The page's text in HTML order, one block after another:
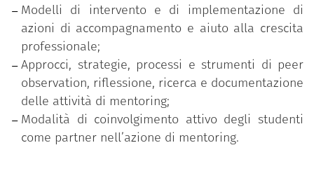
Modelli di intervento e di implementazione di
azioni di accompagnamento e aiuto alla crescita
professionale;
Approcci, strategie, processi e strumenti di peer
observation, riflessione, ricerca e documentazione
delle attività di mentoring;
Modalità di coinvolgimento attivo degli studenti
come partner nell’azione di mentoring.